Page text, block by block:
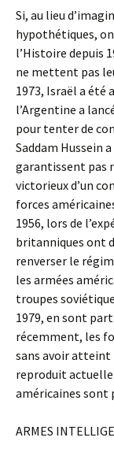
Si, au lieu
hypothétiques, on
l’Histoire depuis
ne mettent pas
1973, Israël a été
l’Argentine a
pour tenter de
Saddam Hussein
garantissent pas
victorieux d’un
forces
1956, lors de
britanniques ont
renverser le
les armées
troupes
1979, en sont
récemment, les
sans avoir atteint
reproduit
américaines sont
ARMES